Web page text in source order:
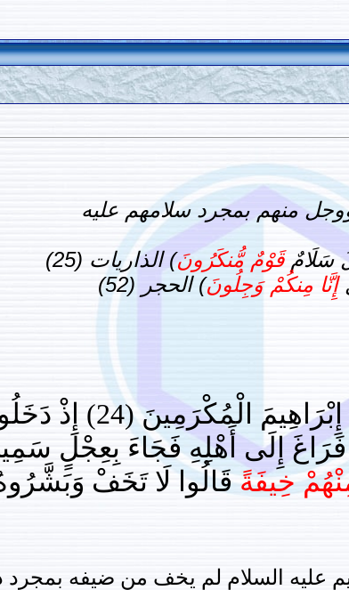
ووجل منهم بمجرد سلامهم عليه
سَلَامٌ قَوْمٌ مُّنكَرُونَ) الذاريات (25)
إِنَّا مِنكُمْ وَجِلُونَ) الحجر (52)
هَلْ أَتَاكَ حَدِيثُ ضَيْفِ
خِيفَةً
عليه السلام لم يخف من ضيفه بمجرد